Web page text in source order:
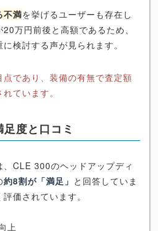
不満を挙げるユーザーも存在し
万円前後と高額であるため、
検討する声が見られます。
であり、装備の有無で査定額
ています。
度と口コミ
CLE 300のヘッドアップディ
約8割が「満足」 と回答していま
価されています。
上